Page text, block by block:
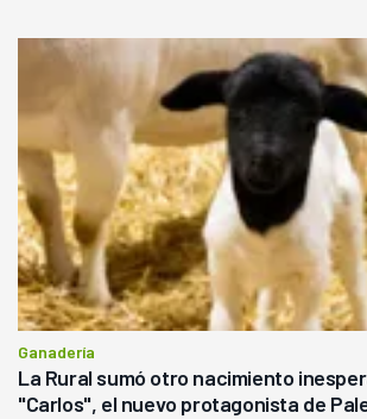
Ganadería
La Rural sumó otro nacimiento
"Carlos", el nuevo protagonista de